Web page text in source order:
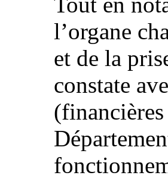
l’organe
et de la
constate